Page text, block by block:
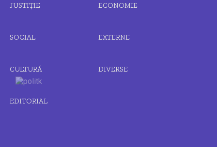
JUSTIȚIE ECONOMIE
SOCIAL EXTERNE
CULTURĂ DIVERSE
EDITORIAL